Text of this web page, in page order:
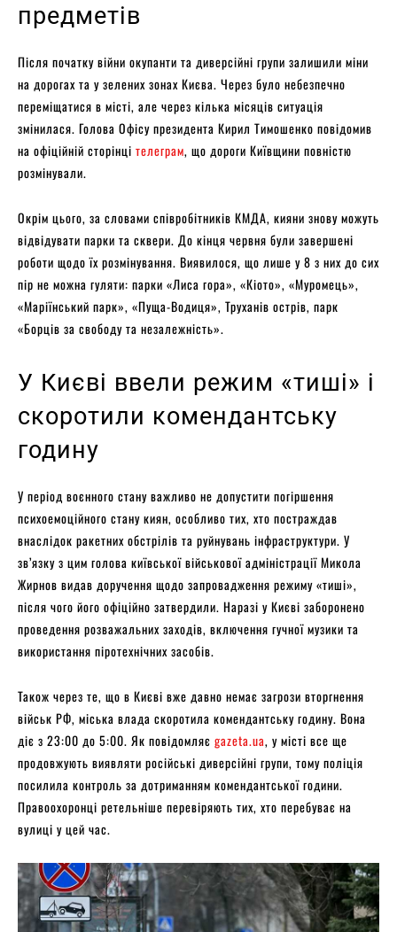
предметів
Після початку війни окупанти та диверсійні групи залишили міни
на дорогах та у зелених зонах Києва. Через було небезпечно
переміщатися в місті, але через кілька місяців ситуація
змінилася. Голова Офісу президента Кирил Тимошенко повідомив
на офіційній сторінці телеграм, що дороги Київщини повністю
розмінували.
Окрім цього, за словами співробітників КМДА, кияни знову можуть
відвідувати парки та сквери. До кінця червня були завершені
роботи щодо їх розмінування. Виявилося, що лише у 8 з них до сих
пір не можна гуляти: парки «Лиса гора», «Кіото», «Муромець»,
«Маріїнський парк», «Пуща-Водиця», Труханів острів, парк
«Борців за свободу та незалежність».
У Києві ввели режим «тиші» і
скоротили комендантську
годину
У період воєнного стану важливо не допустити погіршення
психоемоційного стану киян, особливо тих, хто постраждав
внаслідок ракетних обстрілів та руйнувань інфраструктури. У
зв’язку з цим голова київської військової адміністрації Микола
Жирнов видав доручення щодо запровадження режиму «тиші»,
після чого його офіційно затвердили. Наразі у Києві заборонено
проведення розважальних заходів, включення гучної музики та
використання піротехнічних засобів.
Також через те, що в Києві вже давно немає загрози вторгнення
військ РФ, міська влада скоротила комендантську годину. Вона
діє з 23:00 до 5:00. Як повідомляє gazeta.ua, у місті все ще
продовжують виявляти російські диверсійні групи, тому поліція
посилила контроль за дотриманням комендантської години.
Правоохоронці ретельніше перевіряють тих, хто перебуває на
вулиці у цей час.